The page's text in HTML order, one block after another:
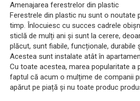
Amenajarea ferestrelor din plastic
Ferestrele din plastic nu sunt o noutate
timp. Înlocuiesc cu succes cadrele
sticlă de mulți ani și sunt la cerere,
plăcut, sunt fiabile, funcționale, durabile
Acestea sunt instalate atât în
Cu toate acestea, marea popularitate a
faptul că acum o mulțime de companii
apărut pe piață și nu toate produc